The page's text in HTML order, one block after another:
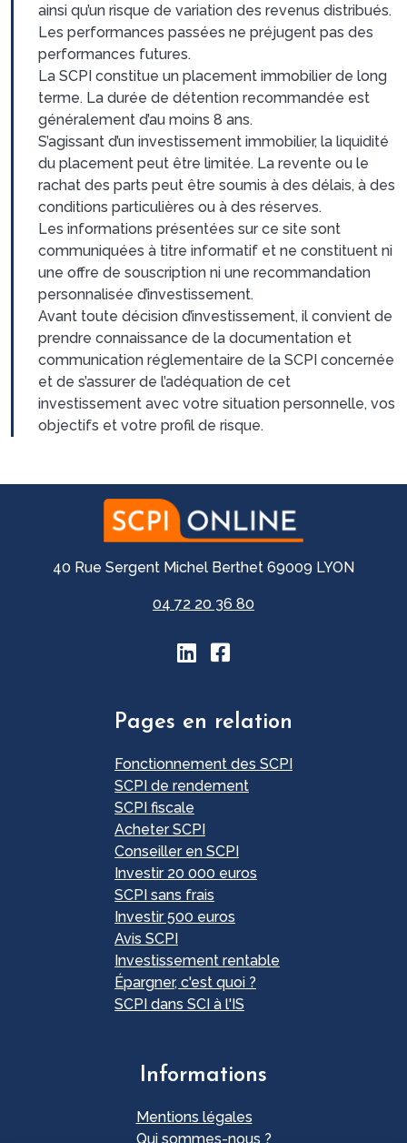
ainsi qu’un risque de variation des revenus distribués.
Les performances passées ne préjugent pas des
performances futures.
La SCPI constitue un placement immobilier de long
terme. La durée de détention recommandée est
généralement d’au moins 8 ans.
S’agissant d’un investissement immobilier, la liquidité
du placement peut être limitée. La revente ou le
rachat des parts peut être soumis à des délais, à des
conditions particulières ou à des réserves.
Les informations présentées sur ce site sont
communiquées à titre informatif et ne constituent ni
une offre de souscription ni une recommandation
personnalisée d’investissement.
Avant toute décision d’investissement, il convient de
prendre connaissance de la documentation et
communication réglementaire de la SCPI concernée
et de s’assurer de l’adéquation de cet
investissement avec votre situation personnelle, vos
objectifs et votre profil de risque.
40 Rue Sergent Michel Berthet 69009 LYON
04 72 20 36 80
Pages en relation
Fonctionnement des SCPI
SCPI de rendement
SCPI fiscale
Acheter SCPI
Conseiller en SCPI
Investir 20 000 euros
SCPI sans frais
Investir 500 euros
Avis SCPI
Investissement rentable
Épargner, c'est quoi ?
SCPI dans SCI à l'IS
Informations
Mentions légales
Qui sommes-nous ?